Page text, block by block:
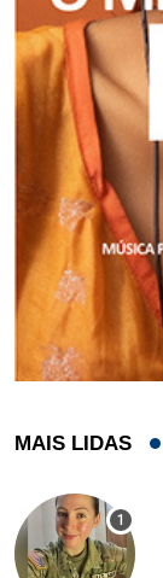
MAIS LIDAS